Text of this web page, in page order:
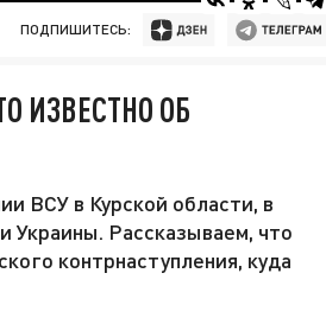
ПОДПИШИТЕСЬ:
ИЗВЕСТНО ОБ
ВСУ в Курской области, в
Украины. Рассказываем, что
контрнаступления, куда